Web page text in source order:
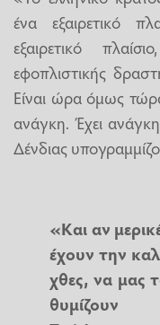
ένα εξαιρετικό
εξαιρετικό
εφοπλιστικής
Είναι ώρα όμως
ανάγκη. Έχει
Δένδιας
«Και αν
έχουν την
χθες, να μας
θυμίζουν